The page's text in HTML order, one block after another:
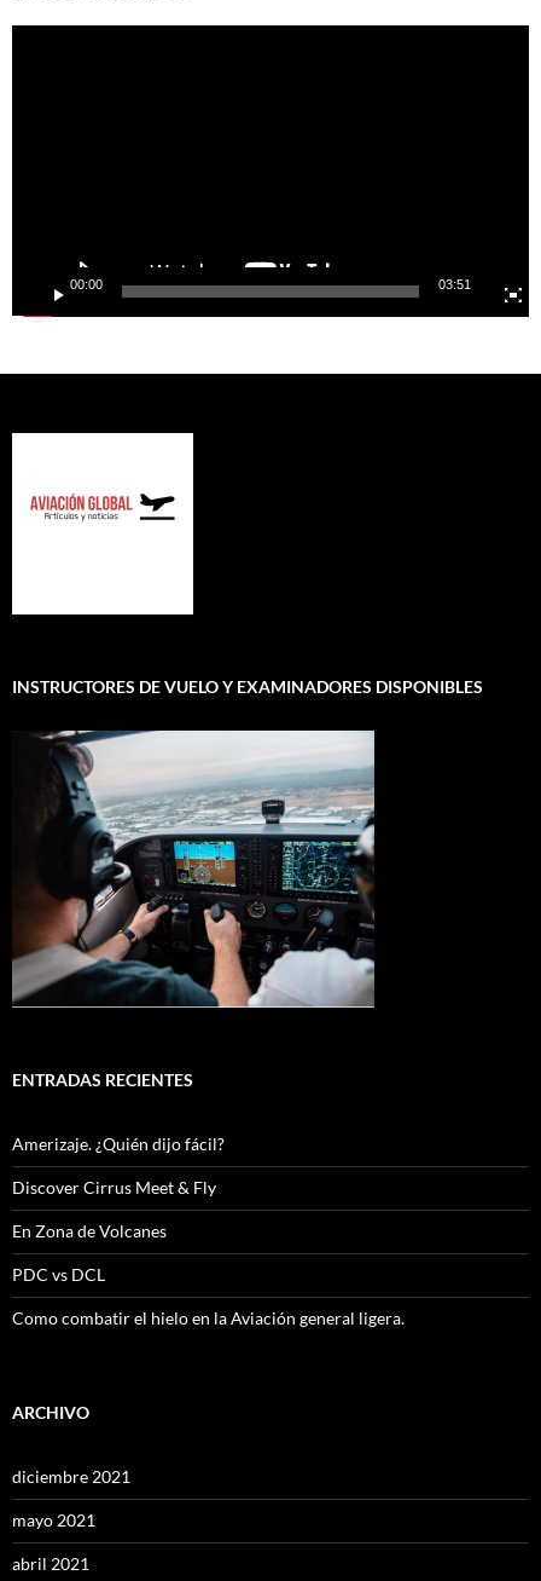
00:00 03:51
INSTRUCTORES DE VUELO Y EXAMINADORES DISPONIBLES
ENTRADAS RECIENTES
Amerizaje. ¿Quién dijo fácil?
Discover Cirrus Meet & Fly
En Zona de Volcanes
PDC vs DCL
Como combatir el hielo en la Aviación general ligera.
ARCHIVO
diciembre 2021
mayo 2021
abril 2021